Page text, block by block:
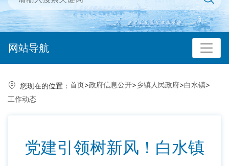
网站导航
您现在的位置： 首页>政府信息公开>乡镇人民政府>白水镇>
工作动态
党建引领树新风！白水镇